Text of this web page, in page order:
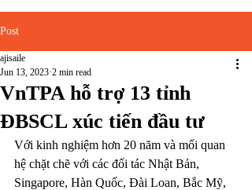
Post
VnTPA hỗ trợ 13 tỉnh
ĐBSCL xúc tiến đầu tư
ajisaile
Jun 13, 2023 2 min read
Với kinh nghiệm hơn 20 năm và mối quan
hệ chặt chẽ với các đối tác Nhật Bản,
Singapore, Hàn Quốc, Đài Loan, Bắc Mỹ,